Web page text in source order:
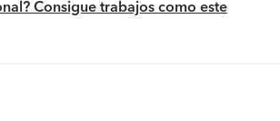
Consigue trabajos como este